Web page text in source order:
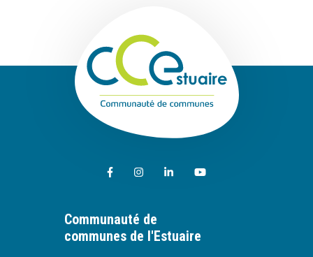
Lien vers le compte Facebook
Lien vers le compte Instagram
Lien vers le compte Linkedin
Lien vers la chaîne
Communauté de
communes de l'Estuaire